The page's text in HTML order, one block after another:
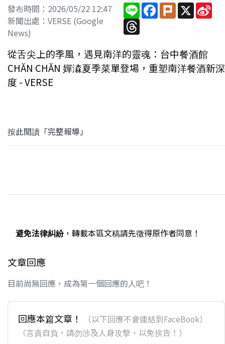
發布時間：2026/05/22 12:47
新聞出處：VERSE (Google
News)
LineFacebook
PlurkX
Threads
從舌尖上的季風，遇見南洋的靈魂：台中餐酒館
CHĂN CHĂN 嬋潹夏季菜單登場，重塑南洋餐酒新深
度 - VERSE
按此閱讀「完整報導」
避免法律糾紛，轉載本區文稿請先徵得原作者同意！
文章回應
目前尚無回應，成為第一個回應的人吧！
回應本篇文章！
（以下回應不會連結到FaceBook）
（言責自負，請勿涉及人身攻擊，以免挨告！）